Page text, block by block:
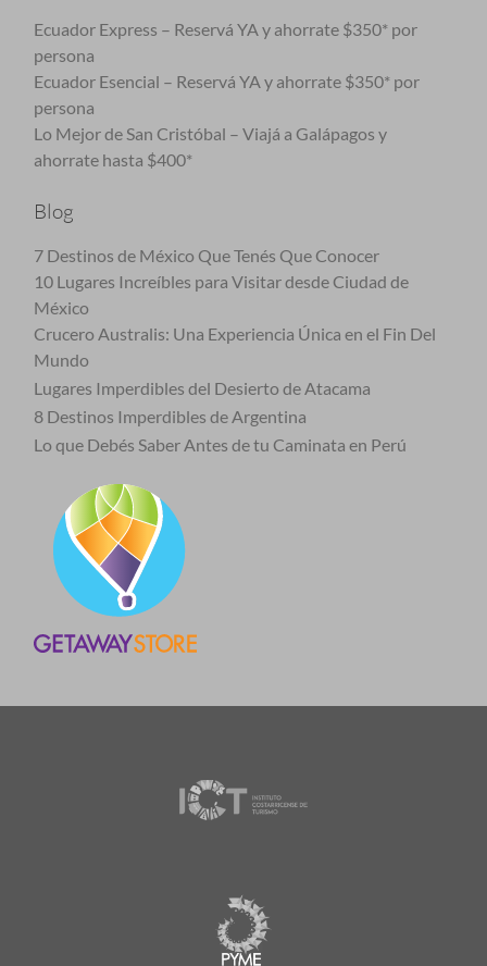
Ecuador Express – Reservá YA y ahorrate $350* por
persona
Ecuador Esencial – Reservá YA y ahorrate $350* por
persona
Lo Mejor de San Cristóbal – Viajá a Galápagos y
ahorrate hasta $400*
Blog
7 Destinos de México Que Tenés Que Conocer
10 Lugares Increíbles para Visitar desde Ciudad de
México
Crucero Australis: Una Experiencia Única en el Fin Del
Mundo
Lugares Imperdibles del Desierto de Atacama
8 Destinos Imperdibles de Argentina
Lo que Debés Saber Antes de tu Caminata en Perú